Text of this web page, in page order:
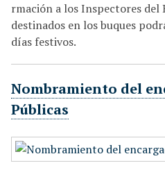
rmación a los Inspectores del
destinados en los buques
días festivos.
Nombramiento del
Públicas